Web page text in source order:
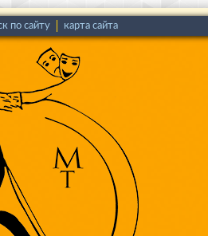
по сайту карта сайта